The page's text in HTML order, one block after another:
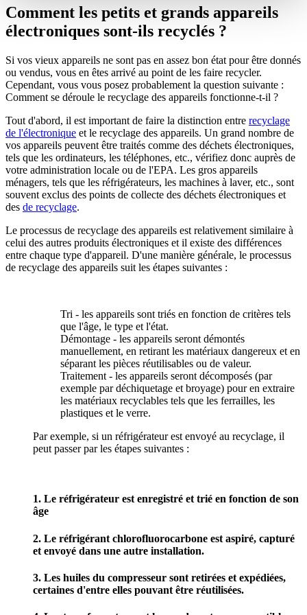
Comment les petits et grands appareils
électroniques sont-ils recyclés ?
Si vos vieux appareils ne sont pas en assez bon état pour être donnés
ou vendus, vous en êtes arrivé au point de les faire recycler.
Cependant, vous vous posez probablement la question suivante :
Comment se déroule le recyclage des appareils fonctionne-t-il ?
Tout d'abord, il est important de faire la distinction entre recyclage
de l'électronique et le recyclage des appareils. Un grand nombre de
vos appareils peuvent être traités comme des déchets électroniques,
tels que les ordinateurs, les téléphones, etc., vérifiez donc auprès de
votre administration locale ou de l'EPA. Les gros appareils
ménagers, tels que les réfrigérateurs, les machines à laver, etc., sont
souvent exclus des points de collecte des déchets électroniques et
des de recyclage.
Le processus de recyclage des appareils est relativement similaire à
celui des autres produits électroniques et il existe des différences
entre chaque type d'appareil. D'une manière générale, le processus
de recyclage des appareils suit les étapes suivantes :
Tri - les appareils sont triés en fonction de critères tels
que l'âge, le type et l'état.
Démontage - les appareils seront démontés
manuellement, en retirant les matériaux dangereux et en
séparant les pièces réutilisables ou de valeur.
Traitement - les appareils seront décomposés (par
exemple par déchiquetage et broyage) pour en extraire
les matériaux recyclables tels que les ferrailles, les
plastiques et le verre.
Par exemple, si un réfrigérateur est envoyé au recyclage, il
peut passer par les étapes suivantes :
1. Le réfrigérateur est enregistré et trié en fonction de son
âge
2. Le réfrigérant chlorofluorocarbone est aspiré, capturé
et envoyé dans une autre installation.
3. Les huiles du compresseur sont retirées et expédiées,
certaines d'entre elles pouvant être réutilisées.